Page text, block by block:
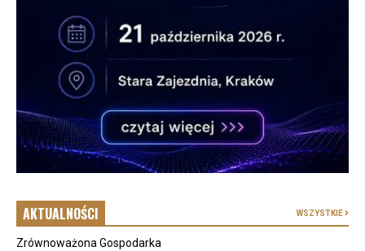
AKTUALNOŚCI WSZYSTKIE
Zrównoważona Gospodarka